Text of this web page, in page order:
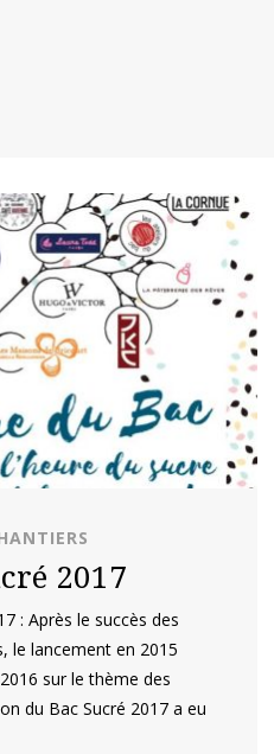
2017
: Après le succès des
le lancement en 2015
sur le thème des
du Bac Sucré 2017 a eu